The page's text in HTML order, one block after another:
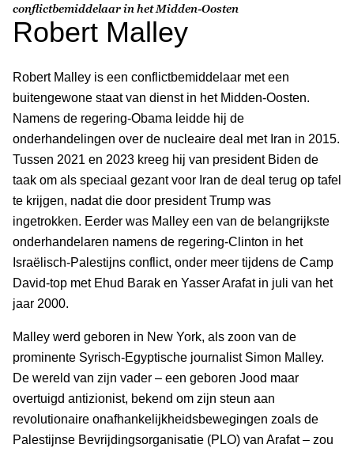
conflictbemiddelaar in het Midden-Oosten
Robert Malley
Robert Malley is een conflictbemiddelaar met een
buitengewone staat van dienst in het Midden-Oosten.
Namens de regering-Obama leidde hij de
onderhandelingen over de nucleaire deal met Iran in 2015.
Tussen 2021 en 2023 kreeg hij van president Biden de
taak om als speciaal gezant voor Iran de deal terug op tafel
te krijgen, nadat die door president Trump was
ingetrokken. Eerder was Malley een van de belangrijkste
onderhandelaren namens de regering-Clinton in het
Israëlisch-Palestijns conflict, onder meer tijdens de Camp
David-top met Ehud Barak en Yasser Arafat in juli van het
jaar 2000.
Malley werd geboren in New York, als zoon van de
prominente Syrisch-Egyptische journalist Simon Malley.
De wereld van zijn vader – een geboren Jood maar
overtuigd antizionist, bekend om zijn steun aan
revolutionaire onafhankelijkheidsbewegingen zoals de
Palestijnse Bevrijdingsorganisatie (PLO) van Arafat – zou